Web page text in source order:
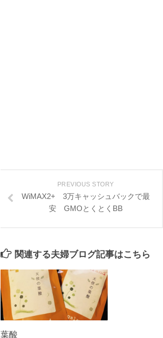
PREVIOUS STORY
WiMAX2+ 3万キャッシュバックで最
安 GMOとくとくBB
関連する夫婦ブログ記事はこちら
葉酸